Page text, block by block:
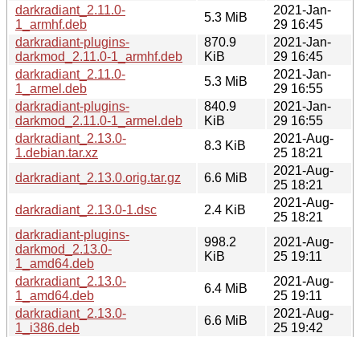
darkradiant_2.11.0-
1_armhf.deb
5.3 MiB
2021-Jan-
29 16:45
darkradiant-plugins-
darkmod_2.11.0-1_armhf.deb
870.9
KiB
2021-Jan-
29 16:45
darkradiant_2.11.0-
1_armel.deb
5.3 MiB
2021-Jan-
29 16:55
darkradiant-plugins-
darkmod_2.11.0-1_armel.deb
840.9
KiB
2021-Jan-
29 16:55
darkradiant_2.13.0-
1.debian.tar.xz
8.3 KiB
2021-Aug-
25 18:21
darkradiant_2.13.0.orig.tar.gz
6.6 MiB
2021-Aug-
25 18:21
darkradiant_2.13.0-1.dsc
2.4 KiB
2021-Aug-
25 18:21
darkradiant-plugins-
darkmod_2.13.0-
1_amd64.deb
998.2
KiB
2021-Aug-
25 19:11
darkradiant_2.13.0-
1_amd64.deb
6.4 MiB
2021-Aug-
25 19:11
darkradiant_2.13.0-
1_i386.deb
6.6 MiB
2021-Aug-
25 19:42